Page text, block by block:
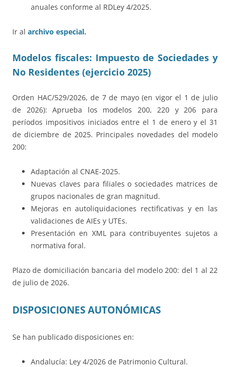
anuales conforme al RDLey 4/2025.
Ir al archivo especial.
Modelos fiscales: Impuesto de Sociedades y
No Residentes (ejercicio 2025)
Orden HAC/529/2026, de 7 de mayo (en vigor el 1 de julio
de 2026): Aprueba los modelos 200, 220 y 206 para
períodos impositivos iniciados entre el 1 de enero y el 31
de diciembre de 2025. Principales novedades del modelo
200:
Adaptación al CNAE-2025.
Nuevas claves para filiales o sociedades matrices de
grupos nacionales de gran magnitud.
Mejoras en autoliquidaciones rectificativas y en las
validaciones de AIEs y UTEs.
Presentación en XML para contribuyentes sujetos a
normativa foral.
Plazo de domiciliación bancaria del modelo 200: del 1 al 22
de julio de 2026.
DISPOSICIONES AUTONÓMICAS
Se han publicado disposiciones en:
Andalucía: Ley 4/2026 de Patrimonio Cultural.